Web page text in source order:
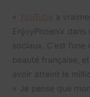
«
a
EnjoyPhoenix
sociaux. C’est
beauté française,
avoir atteint le
« Je pense que